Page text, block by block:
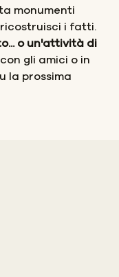
monumenti
i fatti.
o un'attività di
gli amici o in
la prossima